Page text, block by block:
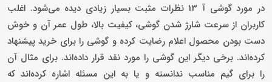
در مورد گوشی آ 13 نظرات مثبت بسیار زیادی دیده می‌شود. اغلب
کاربران از سرعت شارژ شدن گوشی، کیفیت بالا، طول عمر آن و خوش
دست بودن محصول اعلام رضایت کرده و گوشی را برای خرید پیشنهاد
کرده‌اند. برخی دیگر این گوشی را مورد نقد قرار داده‌اند. برای مثال آن
را برای گیم مناسب ندانسته و یا به این مسئله اشاره کرده‌اند که